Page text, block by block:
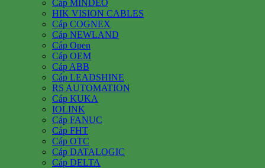
Cáp MINDEO
HIK VISION CABLES
Cáp COGNEX
Cáp NEWLAND
Cáp Open
Cáp OEM
Cáp ABB
Cáp LEADSHINE
RS AUTOMATION
Cáp KUKA
IOLINK
Cáp FANUC
Cáp FHT
Cáp OTC
Cáp DATALOGIC
Cáp DELTA